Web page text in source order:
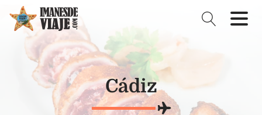
Cádiz